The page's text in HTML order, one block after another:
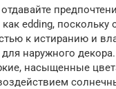
edding, поскольку
к истиранию и
наружного
насыщенные